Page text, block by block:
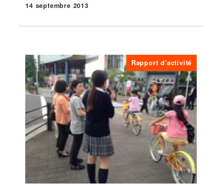
Publié
14 septembre 2013
Rapport d'activité